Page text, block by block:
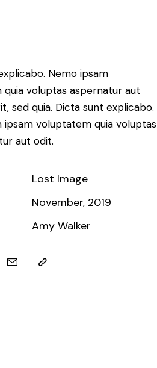
Nemo ipsam
voluptas aspernatur aut
sed quia. Dicta sunt explicabo.
ipsam voluptatem quia voluptas
aut odit.
Lost Image
November, 2019
Amy Walker